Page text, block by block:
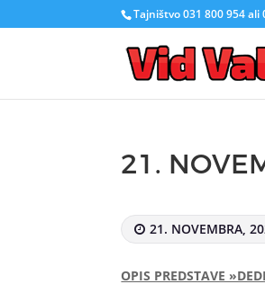
Tajništvo 031 800 954 ali
21.
21. NOVEMBRA,
OPIS PREDSTAVE